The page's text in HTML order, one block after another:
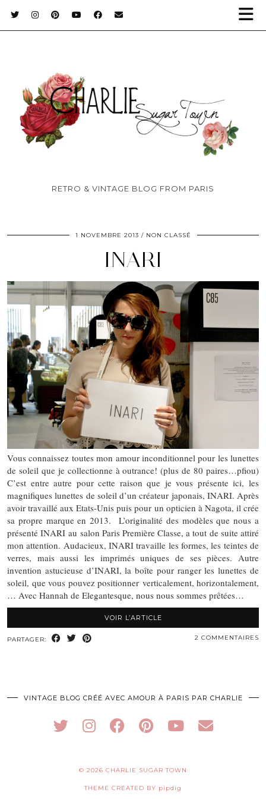
RETRO & VINTAGE BLOG FROM PARIS
1 NOVEMBRE 2013 NON CLASSÉ
INARI
Vous connaissez toutes mon amour inconditionnel pour les lunettes
de soleil que je collectionne à outrance! (plus de 80 paires…pfiou)
C’est entre autre pour cette raison que je vous présente ici, les
magnifiques lunettes de soleil d’un créateur japonais, INARI. Après
avoir travaillé aux Etats-Unis puis pour un opticien à Nagota, il crée
sa propre marque en 2013. L’originalité des modèles que nous a
présenté INARI au salon Paris Première Classe, a tout de suite attiré
mon attention. Audacieux, INARI travaille les formes, les teintes de
verres, mais aussi les imprimés uniques de ses pièces. Autre
invention astucieuse d’INARI, la boîte pour ranger les lunettes de
soleil, que vous pouvez positionner verticalement, horizontalement,
… Avec Hannah de Elegantesque, nous nous sommes prêtées…
VOIR L’ARTICLE
PARTAGER: 2 COMMENTAIRES
VINTAGE BLOG CRÉÉ AVEC AMOUR À PARIS PAR CHARLIE
© 2026 CHARLIE SUGAR TOWN
THEME CREATED BY pipdig